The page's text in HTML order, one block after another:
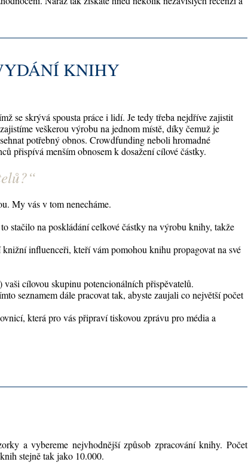
KNIHY
se skrývá spousta práce i lidí. Je tedy třeba nejdříve zajistit
veškerou výrobu na jednom místě, díky čemuž je
potřebný obnos. Crowdfunding neboli hromadné
přispívá menším obnosem k dosažení cílové částky.
“
My vás v tom nenecháme.
stačilo na poskládání celkové částky na výrobu knihy, takže
influenceři, kteří vám pomohou knihu propagovat na své
cílovou skupinu potencionálních přispěvatelů.
seznamem dále pracovat tak, abyste zaujali co největší počet
která pro vás připraví tiskovou zprávu pro média a
a vybereme nejvhodnější způsob zpracování knihy. Počet
stejně tak jako 10.000.